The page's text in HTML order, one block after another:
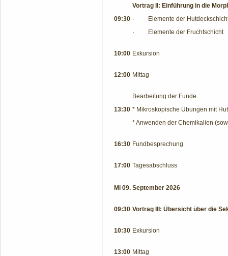
09:30
Vortrag II: Einführung in die
· Elemente der
· Elemente der Fruchtschicht
10:00 Exkursion
12:00 Mittag
13:30
Bearbeitung der Funde
* Mikroskopische Übungen mit
* Anwenden der Chemikalien
16:30 Fundbesprechung
17:00 Tagesabschluss
Mi 09. September 2026
09:30 Vortrag III: Übersicht über die
10:30 Exkursion
13:00 Mittag